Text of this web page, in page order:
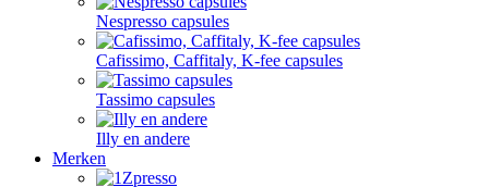
Nespresso capsules
Cafissimo, Caffitaly, K-fee capsules
Tassimo capsules
Illy en andere
Merken